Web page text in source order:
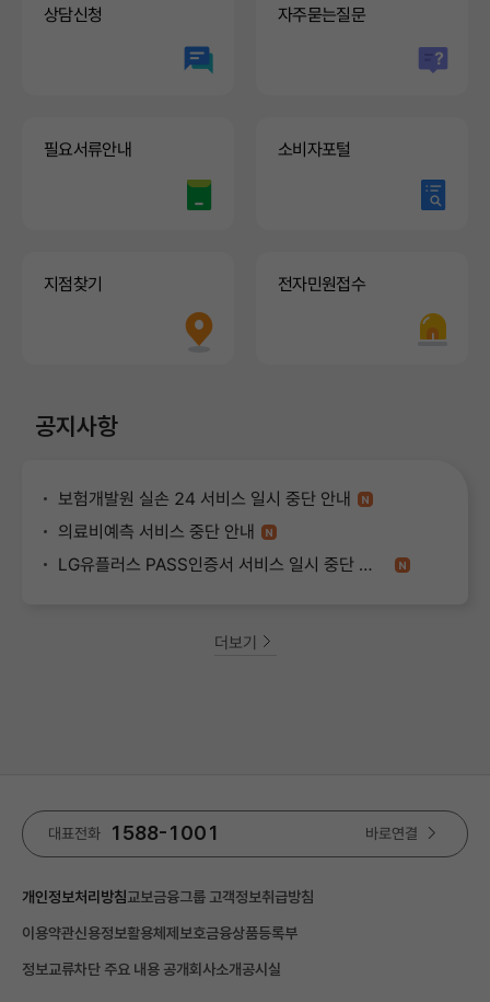
상담신청 자주묻는질문
필요서류안내 소비자포털
지점찾기 전자민원접수
공지사항
보험개발원 실손 24 서비스 일시 중단 안내
의료비예측 서비스 중단 안내
LG유플러스 PASS인증서 서비스 일시 중단 안내
공
더보기
대표전화 1588-1001 바로연결
개인정보처리방침교보금융그룹 고객정보취급방침
이용약관신용정보활용체제 보호금융상품등록부
정보교류차단 주요 내용 공개회사소개공시실